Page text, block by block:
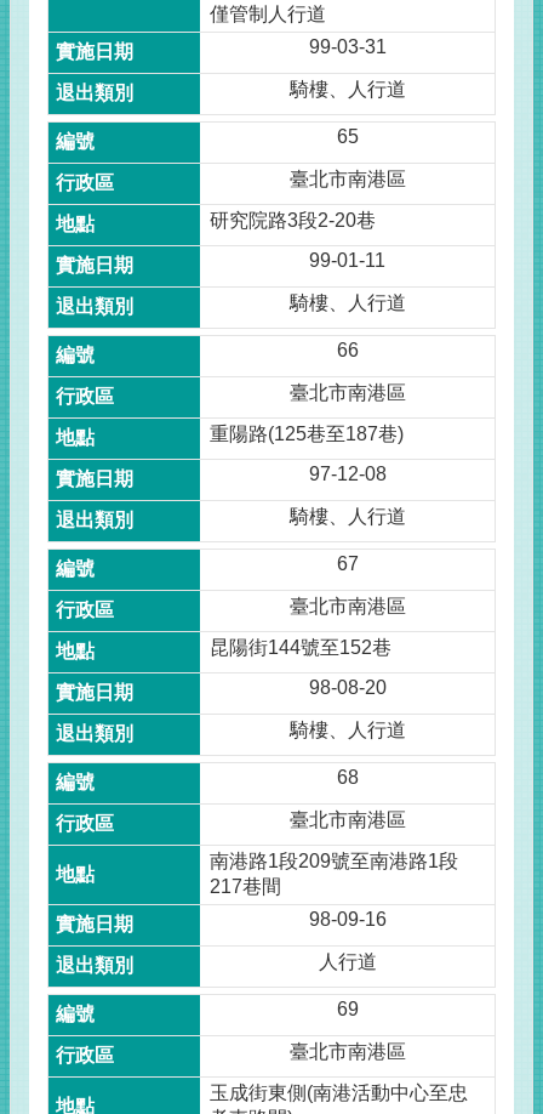
僅管制人行道
99-03-31
騎樓、人行道
65
臺北市南港區
研究院路3段2-20巷
99-01-11
騎樓、人行道
66
臺北市南港區
重陽路(125巷至187巷)
97-12-08
騎樓、人行道
67
臺北市南港區
昆陽街144號至152巷
98-08-20
騎樓、人行道
68
臺北市南港區
南港路1段209號至南港路1段
217巷間
98-09-16
人行道
69
臺北市南港區
玉成街東側(南港活動中心至忠